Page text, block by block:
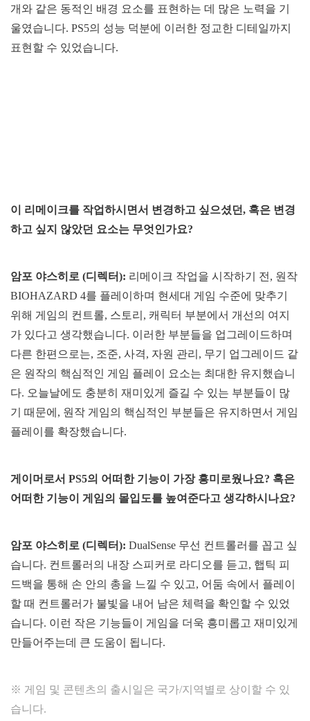
개와 같은 동적인 배경 요소를 표현하는 데 많은 노력을 기
울였습니다. PS5의 성능 덕분에 이러한 정교한 디테일까지
표현할 수 있었습니다.
이 리메이크를 작업하시면서 변경하고 싶으셨던, 혹은 변경
하고 싶지 않았던 요소는 무엇인가요?
암포 야스히로 (디렉터): 리메이크 작업을 시작하기 전, 원작
BIOHAZARD 4를 플레이하며 현세대 게임 수준에 맞추기
위해 게임의 컨트롤, 스토리, 캐릭터 부분에서 개선의 여지
가 있다고 생각했습니다. 이러한 부분들을 업그레이드하며
다른 한편으로는, 조준, 사격, 자원 관리, 무기 업그레이드 같
은 원작의 핵심적인 게임 플레이 요소는 최대한 유지했습니
다. 오늘날에도 충분히 재미있게 즐길 수 있는 부분들이 많
기 때문에, 원작 게임의 핵심적인 부분들은 유지하면서 게임
플레이를 확장했습니다.
게이머로서 PS5의 어떠한 기능이 가장 흥미로웠나요? 혹은
어떠한 기능이 게임의 몰입도를 높여준다고 생각하시나요?
암포 야스히로 (디렉터): DualSense 무선 컨트롤러를 꼽고 싶
습니다. 컨트롤러의 내장 스피커로 라디오를 듣고, 햅틱 피
드백을 통해 손 안의 총을 느낄 수 있고, 어둠 속에서 플레이
할 때 컨트롤러가 불빛을 내어 남은 체력을 확인할 수 있었
습니다. 이런 작은 기능들이 게임을 더욱 흥미롭고 재미있게
만들어주는데 큰 도움이 됩니다.
※ 게임 및 콘텐츠의 출시일은 국가/지역별로 상이할 수 있
습니다.